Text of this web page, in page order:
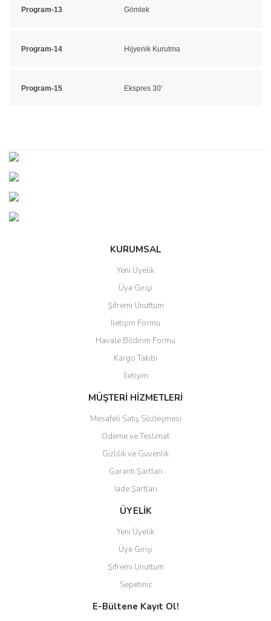
Program-13 Gömlek
Program-14 Hijyenik Kurutma
Program-15 Ekspres 30'
konularda yetersiz gördüğünüz noktaları öneri formunu kullanarak
Görüş ve önerileriniz için teşekkür ederiz.
Ürün bilgilerinde hatalar bulunuyor.
Gönder
KURUMSAL
Yeni Üyelik
Üye Girişi
Şifremi Unuttum
İletişim Formu
Havale Bildirim Formu
Kargo Takibi
İletişim
MÜŞTERİ HİZMETLERİ
Mesafeli Satış Sözleşmesi
Ödeme ve Teslimat
Gizlilik ve Güvenlik
Garanti Şartları
İade Şartları
ÜYELİK
Yeni Üyelik
Üye Girişi
Şifremi Unuttum
Sepetiniz
E-Bültene Kayıt Ol!